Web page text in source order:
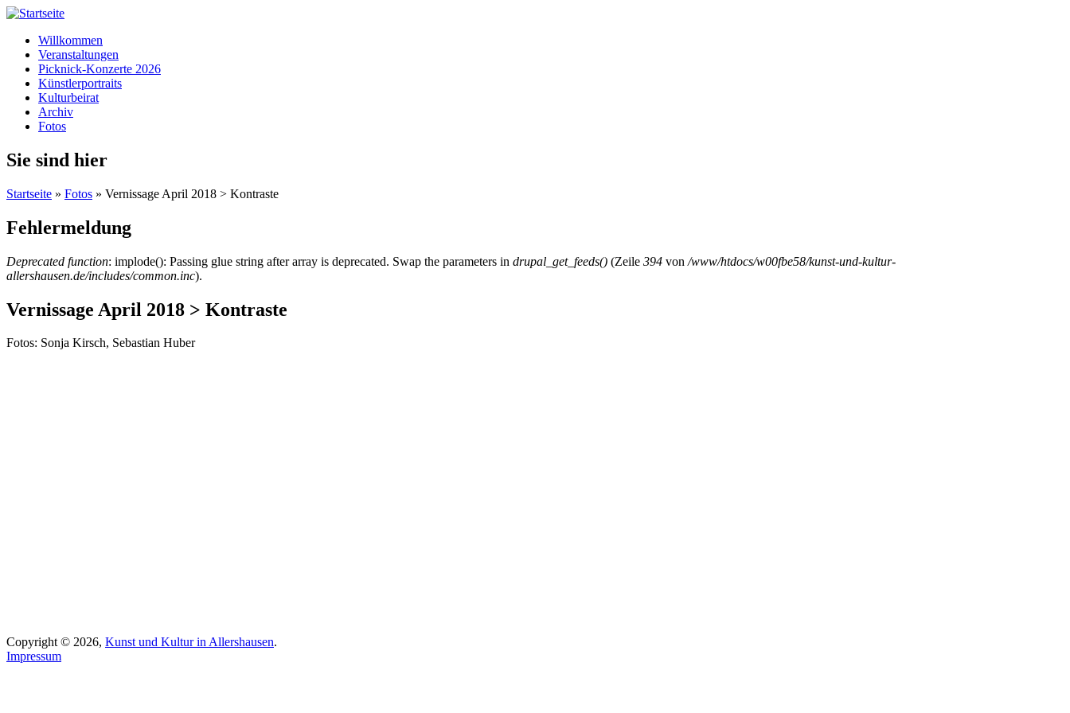
Willkommen
Veranstaltungen
Picknick-Konzerte 2026
Künstlerportraits
Kulturbeirat
Archiv
Fotos
Sie sind hier
Startseite » Fotos » Vernissage April 2018 > Kontraste
Fehlermeldung
Deprecated function: implode(): Passing glue string after array is deprecated. Swap the parameters in drupal_get_feeds() (Zeile 394 von /www/htdocs/w00fbe58/kunst-und-kultur-
allershausen.de/includes/common.inc).
Vernissage April 2018 > Kontraste
Fotos: Sonja Kirsch, Sebastian Huber
Copyright © 2026, Kunst und Kultur in Allershausen.
Impressum